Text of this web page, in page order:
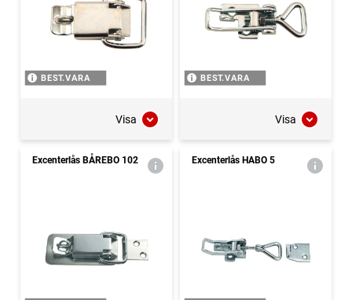
BEST.VARA
Visa
BEST.VARA
Visa
Excenterlås BÅREBO 102 Excenterlås HABO 5